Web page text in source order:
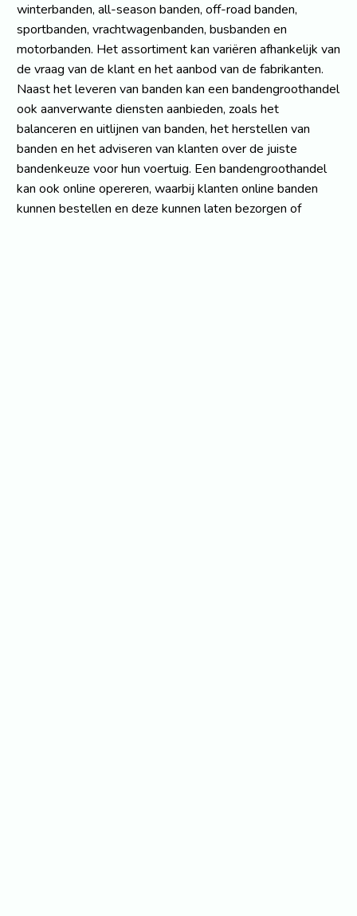
winterbanden, all-season banden, off-road banden,
sportbanden, vrachtwagenbanden, busbanden en
motorbanden. Het assortiment kan variëren afhankelijk van
de vraag van de klant en het aanbod van de fabrikanten.
Naast het leveren van banden kan een bandengroothandel
ook aanverwante diensten aanbieden, zoals het
balanceren en uitlijnen van banden, het herstellen van
banden en het adviseren van klanten over de juiste
bandenkeuze voor hun voertuig. Een bandengroothandel
kan ook online opereren, waarbij klanten online banden
kunnen bestellen en deze kunnen laten bezorgen of